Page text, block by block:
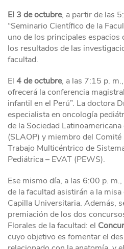
El 3 de octubre, a partir de las
“Seminario Científico de la
uno de los principales espacios
los resultados de las
facultad.
El 4 de octubre, a las 7:15 p.
ofrecerá la conferencia
infantil en el Perú”. La doctora
especialista en oncología
de la Sociedad
(SLAOP) y miembro del
Trabajo Multicéntrico de
Pediátrica – EVAT (PEWS).
Ese mismo día, a las 6:00 p.
de la facultad asistirán a la
Capilla Universitaria. Además,
premiación de los dos
Florales de la facultad: el
cuyo objetivo es fomentar el